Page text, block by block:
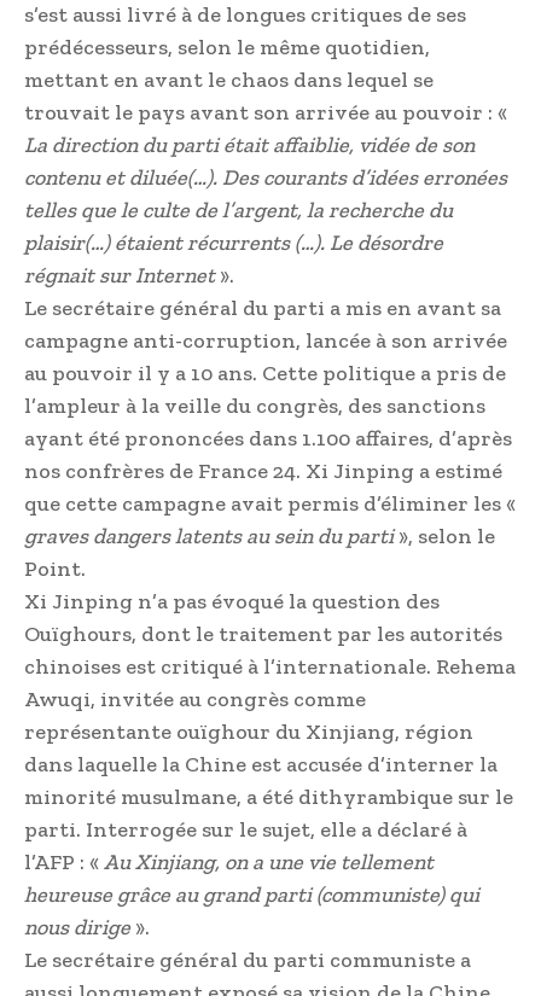
s’est aussi livré à de longues critiques de ses
prédécesseurs, selon le même quotidien,
mettant en avant le chaos dans lequel se
trouvait le pays avant son arrivée au pouvoir : «
La direction du parti était affaiblie, vidée de son
contenu et diluée(…). Des courants d’idées erronées
telles que le culte de l’argent, la recherche du
plaisir(…) étaient récurrents (…). Le désordre
régnait sur Internet».
Le secrétaire général du parti a mis en avant sa
campagne anti-corruption, lancée à son arrivée
au pouvoir il y a 10 ans. Cette politique a pris de
l’ampleur à la veille du congrès, des sanctions
ayant été prononcées dans 1.100 affaires, d’après
nos confrères de France 24. Xi Jinping a estimé
que cette campagne avait permis d’éliminer les «
graves dangers latents au sein du parti», selon le
Point.
Xi Jinping n’a pas évoqué la question des
Ouïghours, dont le traitement par les autorités
chinoises est critiqué à l’internationale. Rehema
Awuqi, invitée au congrès comme
représentante ouïghour du Xinjiang, région
dans laquelle la Chine est accusée d’interner la
minorité musulmane, a été dithyrambique sur le
parti. Interrogée sur le sujet, elle a déclaré à
l’AFP : «Au Xinjiang, on a une vie tellement
heureuse grâce au grand parti (communiste) qui
nous dirige».
Le secrétaire général du parti communiste a